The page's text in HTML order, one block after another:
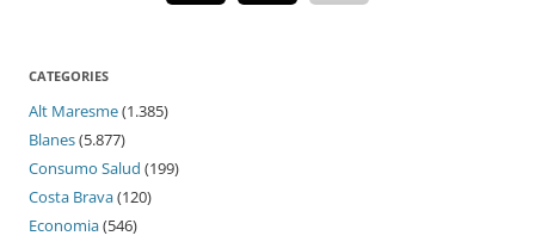
CATEGORIES
Alt Maresme(1.385)
Blanes(5.877)
Consumo Salud (199)
Costa Brava(120)
Economia(546)